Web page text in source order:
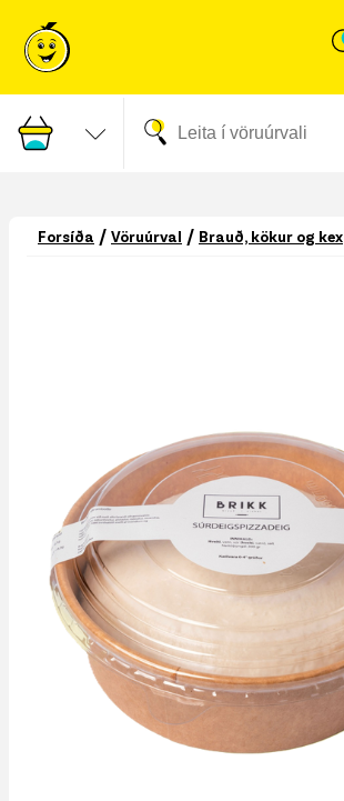
Forsíða / Vöruúrval / Brauð, kökur og kex